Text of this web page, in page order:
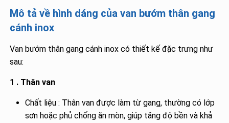
Mô tả về hình dáng của van bướm thân gang
cánh inox
Van bướm thân gang cánh inox có thiết kế đặc trưng như
sau:
1 . Thân van
Chất liệu : Thân van được làm từ gang, thường có lớp
sơn hoặc phủ chống ăn mòn, giúp tăng độ bền và khả